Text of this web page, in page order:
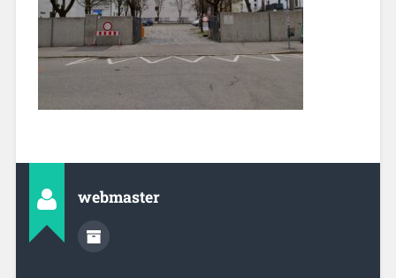
webmaster